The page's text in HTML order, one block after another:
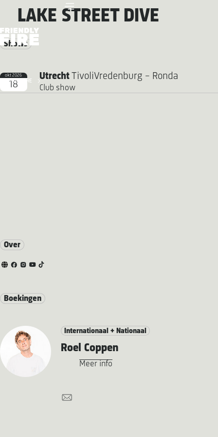
FRIENDLY FIRE
LAKE STREET DIVE
Shows
okt 2026
18
UtrechtTivoliVredenburg - Ronda
Club show
Over
Boekingen
Internationaal + Nationaal
Roel Coppen
Meer info